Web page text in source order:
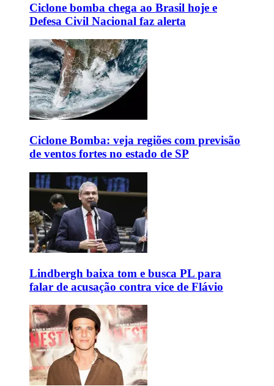
Ciclone bomba chega ao Brasil hoje e
Defesa Civil Nacional faz alerta
Ciclone Bomba: veja regiões com previsão
de ventos fortes no estado de SP
Lindbergh baixa tom e busca PL para
falar de acusação contra vice de Flávio